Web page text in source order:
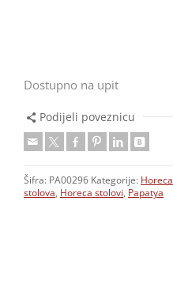
Dostupno na upit
Podijeli poveznicu
Šifra: PA00296 Kategorije: Horeca
stolova Horeca stolovi Papatya